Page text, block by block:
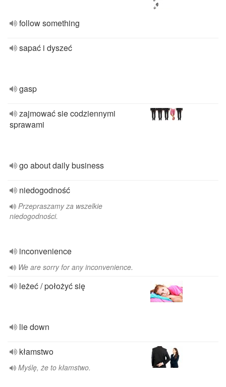
follow something
sapać i dyszeć
gasp
zajmować sie codziennymi
sprawami
go about daily business
niedogodność
Przepraszamy za wszelkie
niedogodności.
inconvenience
We are sorry for any inconvenience.
leżeć / położyć się
lie down
kłamstwo
Myślę, że to kłamstwo.